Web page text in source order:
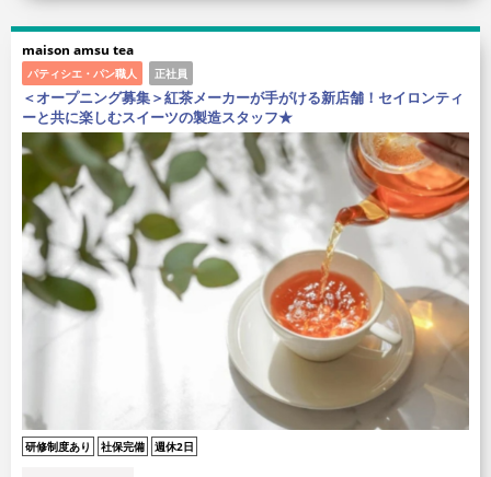
maison amsu tea
パティシエ・パン職人 正社員
＜オープニング募集＞紅茶メーカーが手がける新店舗！セイロンティ
ーと共に楽しむスイーツの製造スタッフ★
研修制度あり 社保完備 週休2日